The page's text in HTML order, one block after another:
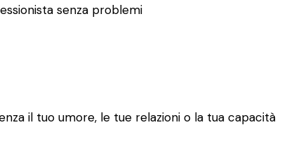
senza problemi
il tuo umore, le tue relazioni o la tua capacità